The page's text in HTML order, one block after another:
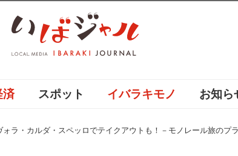
済 スポット イバラキモノ お知ら
ォラ・カルダ・スペッロでテイクアウトも！－モノレール旅のプ